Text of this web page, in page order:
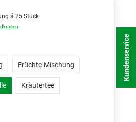
á 25 Stück
Früchte-Mischung
Kräutertee
Kundenservice